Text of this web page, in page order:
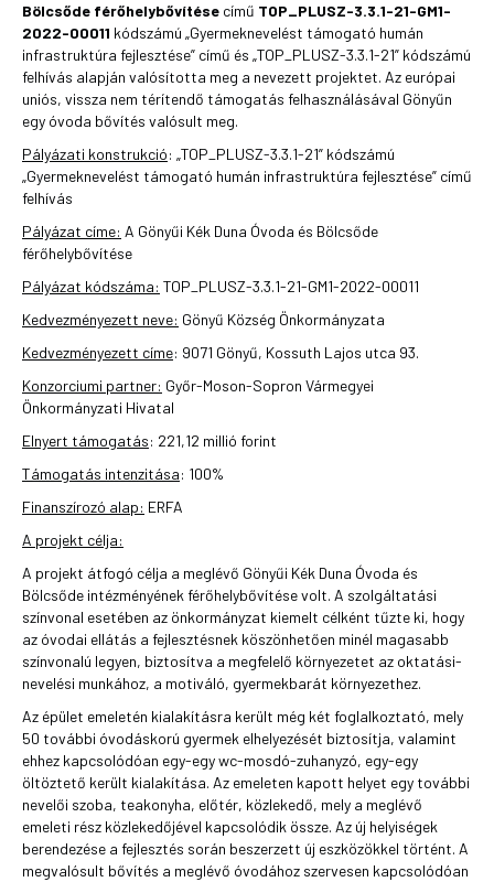
Bölcsőde férőhelybővítése című TOP_PLUSZ-3.3.1-21-GM1-
2022-00011 kódszámú „Gyermeknevelést támogató humán
infrastruktúra fejlesztése” című és „TOP_PLUSZ-3.3.1-21” kódszámú
felhívás alapján valósította meg a nevezett projektet. Az európai
uniós, vissza nem térítendő támogatás felhasználásával Gönyűn
egy óvoda bővítés valósult meg.
Pályázati konstrukció: „TOP_PLUSZ-3.3.1-21” kódszámú
„Gyermeknevelést támogató humán infrastruktúra fejlesztése” című
felhívás
Pályázat címe: A Gönyűi Kék Duna Óvoda és Bölcsőde
férőhelybővítése
Pályázat kódszáma: TOP_PLUSZ-3.3.1-21-GM1-2022-00011
Kedvezményezett neve: Gönyű Község Önkormányzata
Kedvezményezett címe: 9071 Gönyű, Kossuth Lajos utca 93.
Konzorciumi partner: Győr-Moson-Sopron Vármegyei
Önkormányzati Hivatal
Elnyert támogatás: 221,12 millió forint
Támogatás intenzitása: 100%
Finanszírozó alap: ERFA
A projekt célja:
A projekt átfogó célja a meglévő Gönyűi Kék Duna Óvoda és
Bölcsőde intézményének férőhelybővítése volt. A szolgáltatási
színvonal esetében az önkormányzat kiemelt célként tűzte ki, hogy
az óvodai ellátás a fejlesztésnek köszönhetően minél magasabb
színvonalú legyen, biztosítva a megfelelő környezetet az oktatási-
nevelési munkához, a motiváló, gyermekbarát környezethez.
Az épület emeletén kialakításra került még két foglalkoztató, mely
50 további óvodáskorú gyermek elhelyezését biztosítja, valamint
ehhez kapcsolódóan egy-egy wc-mosdó-zuhanyzó, egy-egy
öltöztető került kialakítása. Az emeleten kapott helyet egy további
nevelői szoba, teakonyha, előtér, közlekedő, mely a meglévő
emeleti rész közlekedőjével kapcsolódik össze. Az új helyiségek
berendezése a fejlesztés során beszerzett új eszközökkel történt. A
megvalósult bővítés a meglévő óvodához szervesen kapcsolódóan